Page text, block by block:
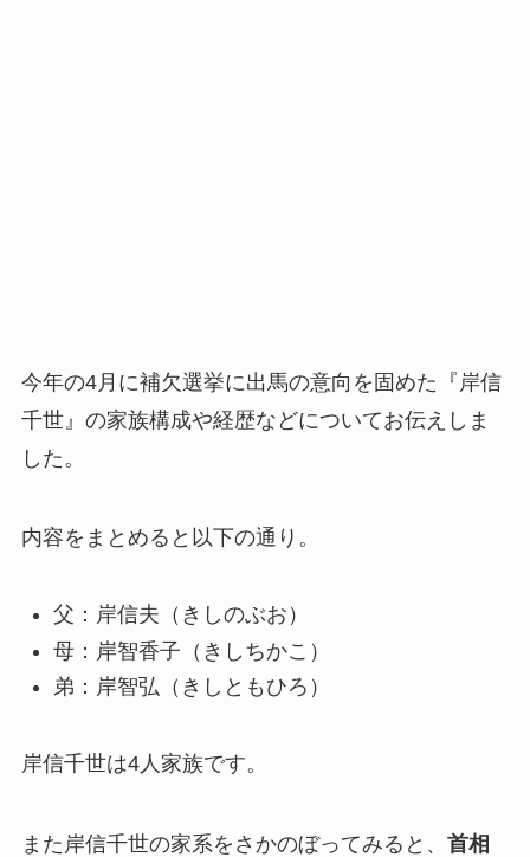
今年の4月に補欠選挙に出馬の意向を固めた『岸信
千世』の家族構成や経歴などについてお伝えしま
した。
内容をまとめると以下の通り。
父：岸信夫（きしのぶお）
母：岸智香子（きしちかこ）
弟：岸智弘（きしともひろ）
岸信千世は4人家族です。
また岸信千世の家系をさかのぼってみると、 首相